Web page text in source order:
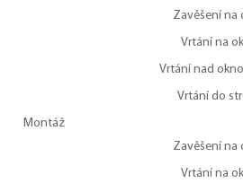
Zavěšení na
Vrtání na
Vrtání nad
Vrtání do
Montáž
Zavěšení na
Vrtání na